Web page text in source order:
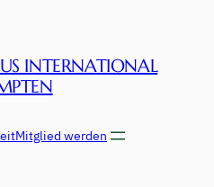
INTERNATIONAL
Mitglied werden